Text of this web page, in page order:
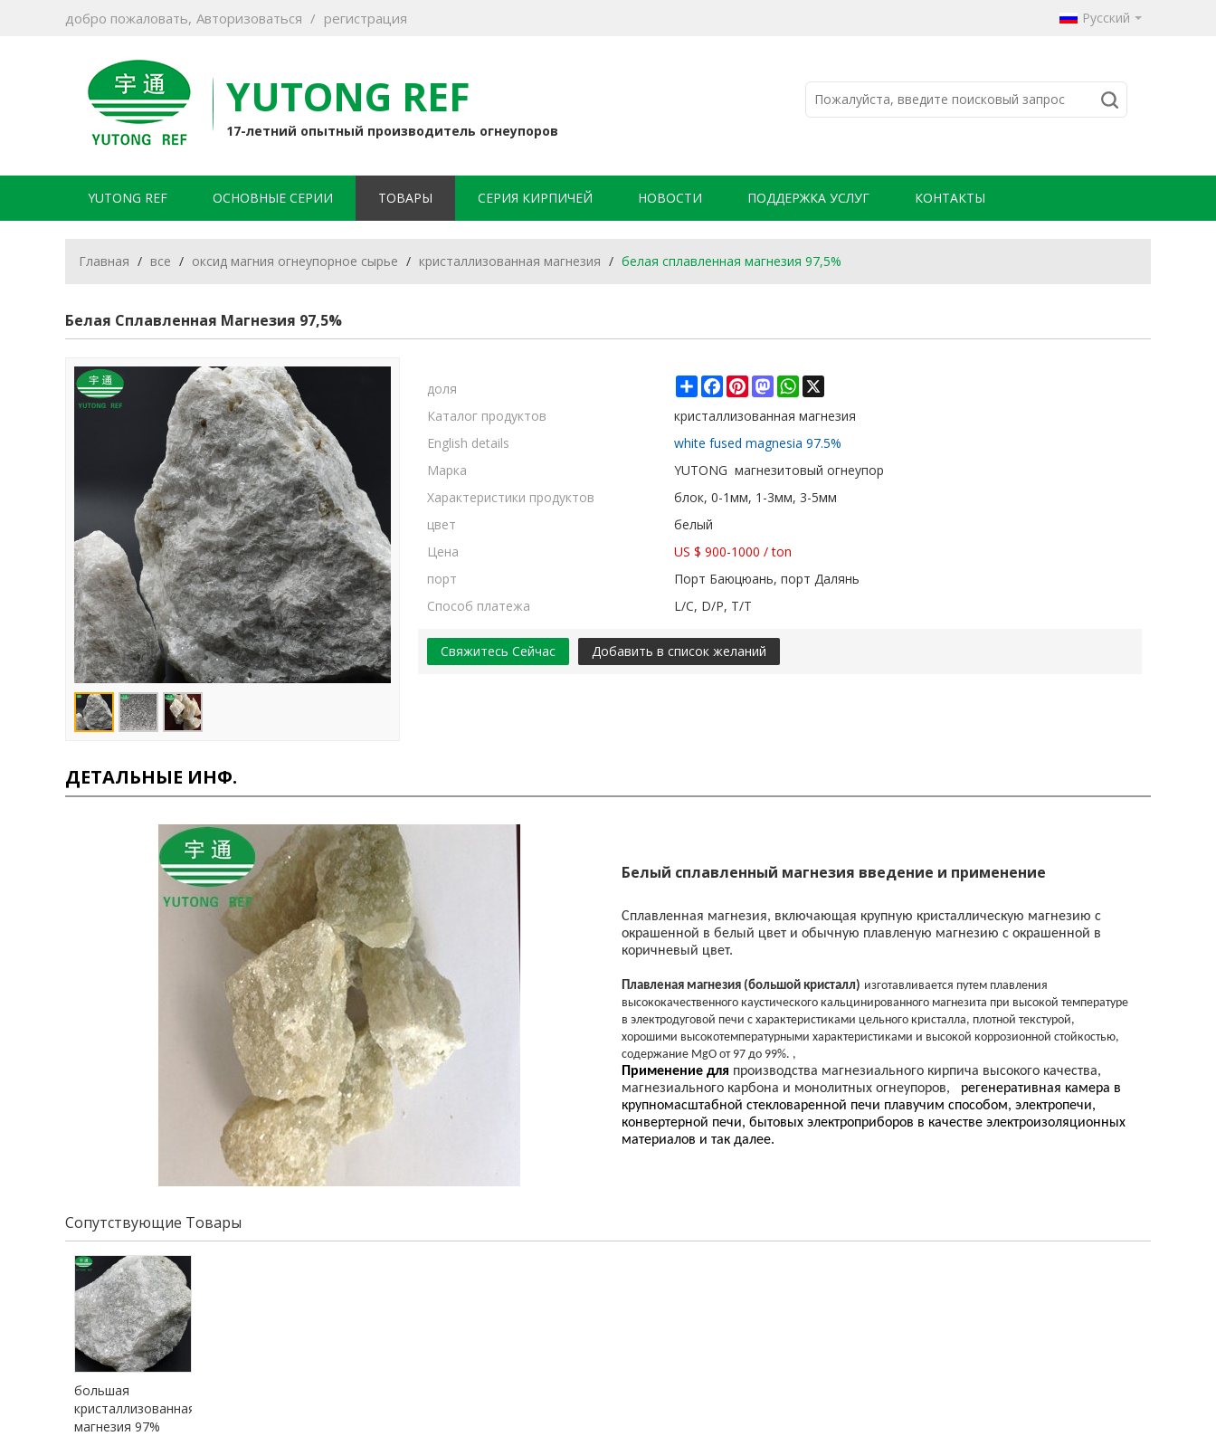
добро пожаловать, Авторизоваться / регистрация Русский
YUTONG REF
17-летний опытный производитель огнеупоров
YUTONG REF ОСНОВНЫЕ СЕРИИ ТОВАРЫ СЕРИЯ КИРПИЧЕЙ НОВОСТИ ПОДДЕРЖКА УСЛУГ КОНТАКТЫ
Главная / все / оксид магния огнеупорное сырье / кристаллизованная магнезия / белая сплавленная магнезия 97,5%
Белая Сплавленная Магнезия 97,5%
доля ShareFacebook
PinterestMastodonWhatsApp
Каталог продуктов
кристаллизованная магнезия
English details
white fused magnesia 97.5%
Марка
YUTONG магнезитовый огнеупор
Характеристики продуктов
блок, 0-1мм, 1-3мм, 3-5мм
цвет
белый
Цена
US $ 900-1000 /ton
порт
Порт Баюцюань, порт Далянь
Способ платежа
L/C, D/P, T/T
Свяжитесь Сейчас Добавить в список желаний
ДЕТАЛЬНЫЕ ИНФ.
Белый сплавленный магнезия введение и применение
Сплавленная магнезия, включающая крупную кристаллическую магнезию с
окрашенной в белый цвет и обычную плавленую магнезию с окрашенной в
коричневый цвет.
Плавленая магнезия (большой кристалл) изготавливается путем плавления
высококачественного каустического кальцинированного магнезита при высокой температуре
в электродуговой печи с характеристиками цельного кристалла, плотной текстурой,
хорошими высокотемпературными характеристиками и высокой коррозионной стойкостью,
содержание MgO от 97 до 99%. ,
Применение для производства магнезиального кирпича высокого качества,
магнезиального карбона и монолитных огнеупоров,
регенеративная камера в
крупномасштабной стекловаренной печи плавучим способом, электропечи,
конвертерной печи, бытовых электроприборов в качестве электроизоляционных
материалов и так далее.
Сопутствующие Товары
большая
кристаллизованная
магнезия 97%